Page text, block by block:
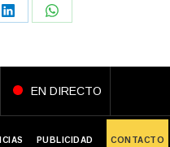
Share
LinkedIn
Share
WhatsApp
EN DIRECTO
PUBLICIDAD CONTACTO